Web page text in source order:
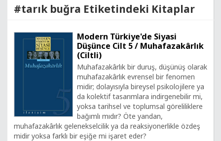
#tarık buğra Etiketindeki Kitaplar
Modern Türkiye'de Siyasi
Düşünce Cilt 5 / Muhafazakârlık
(Ciltli)
Muhafazakârlık bir duruş, düşünüş olarak
muhafazakârlık evrensel bir fenomen
midir; dolayısıyla bireysel psikolojilere ya
da kolektif tasarımlara indirgenebilir mi,
yoksa tarihsel ve toplumsal göreliliklere
bağımlı mıdır? Öte yandan,
muhafazakârlık gelenekselcilik ya da reaksiyonerlikle özdeş
midir yoksa farklı bir eşiğe mi işaret eder?